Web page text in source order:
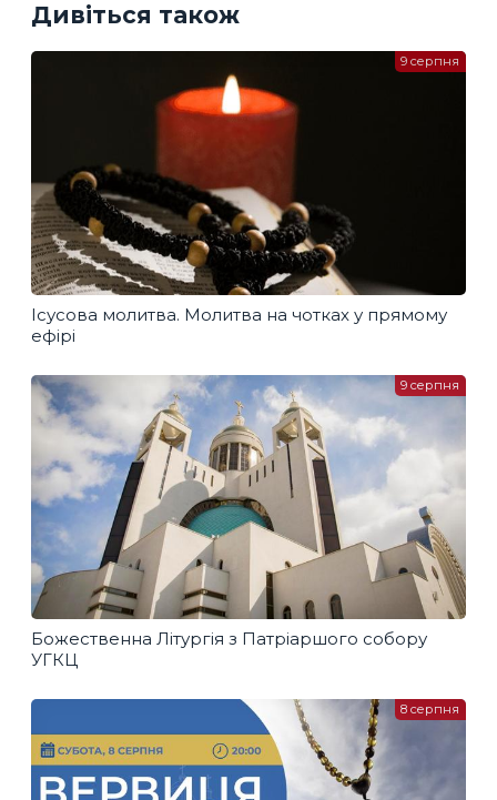
Дивіться також
Ісусова молитва. Молитва на чотках у прямому
ефірі
9 серпня
Божественна Літургія з Патріаршого собору
УГКЦ
9 серпня
8 серпня